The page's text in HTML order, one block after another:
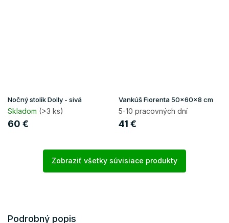
Nočný stolík Dolly - sivá
Skladom (>3 ks)
60 €
Vankúš Fiorenta 50x60x8 cm
5-10 pracovných dní
41 €
Zobraziť všetky súvisiace produkty
Podrobný popis